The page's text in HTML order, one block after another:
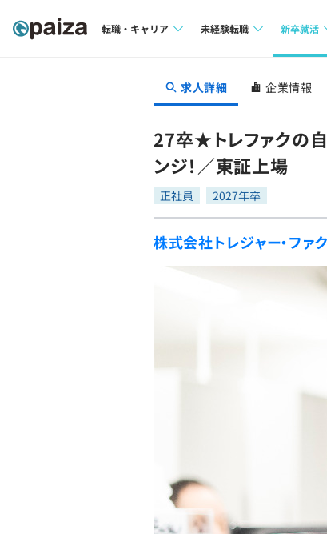
転職・キャリア
転職成功ガイド
未経験転職
求人検索
転職成功ガイド
新卒就活
本選考
インタ
インタ
就活
求人詳細 企業情報
27卒★トレファクの
ンジ！／東証上場
正社員 2027年卒
株式会社トレジャー・ファ